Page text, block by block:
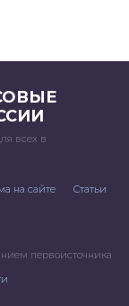
всех в
на сайте Статьи
первоисточника